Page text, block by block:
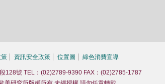
策 資訊安全政策 位置圖 綠色消費宣導
128號 TEL：(02)2789-9390 FAX：(02)2785-1787